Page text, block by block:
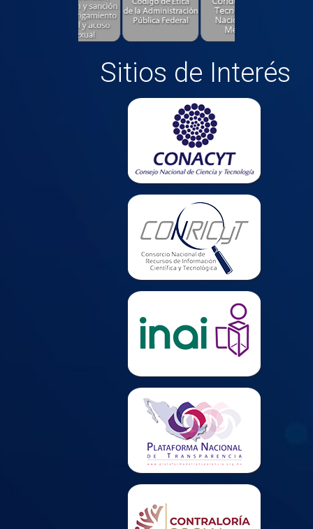
Sitios de Interés